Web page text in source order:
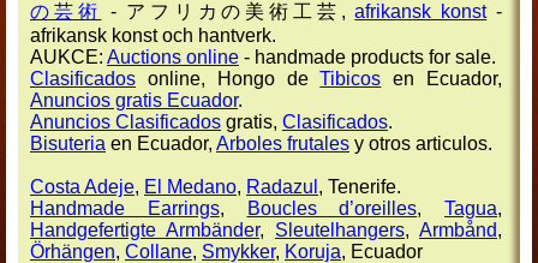
の芸術
- アフリカの美術工芸,afrikansk konst-
afrikansk konst och hantverk.
AUKCE: Auctions online - handmade products for sale.
Clasificados online, Hongo deTibicos en Ecuador,
Anuncios gratis Ecuador.
Anuncios Clasificados gratis, Clasificados.
Bisuteria en Ecuador, Arboles frutales y otros articulos.
Costa Adeje, El Medano, Radazul , Tenerife.
Handmade Earrings, Boucles d’oreilles, Tagua,
Handgefertigte Armbänder, Sleutelhangers, Armbånd,
Örhängen, Collane, Smykker, Koruja, Ecuador